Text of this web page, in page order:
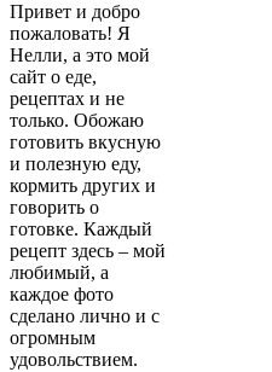
Привет и добро
пожаловать! Я
Нелли, а это мой
сайт о еде,
рецептах и не
только. Обожаю
готовить вкусную
и полезную еду,
кормить других и
говорить о
готовке. Каждый
рецепт здесь – мой
любимый, а
каждое фото
сделано лично и с
огромным
удовольствием.